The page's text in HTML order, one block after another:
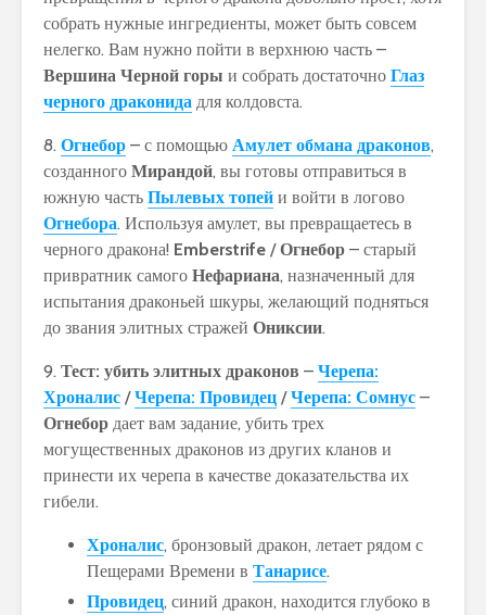
собрать нужные ингредиенты, может быть совсем
нелегко. Вам нужно пойти в верхнюю часть –
Вершина Черной горы и собрать достаточно Глаз
черного драконида для колдовста.
8. Огнебор – с помощью Амулет обмана драконов,
созданного Мирандой, вы готовы отправиться в
южную часть Пылевых топей и войти в логово
Огнебора. Используя амулет, вы превращаетесь в
черного дракона! Emberstrife /Огнебор – старый
привратник самого Нефариана, назначенный для
испытания драконьей шкуры, желающий подняться
до звания элитных стражей Ониксии.
9. Тест: убить элитных драконов – Черепа:
Хроналис /Черепа: Провидец /Черепа: Сомнус –
Огнебор дает вам задание, убить трех
могущественных драконов из других кланов и
принести их черепа в качестве доказательства их
гибели.
Хроналис, бронзовый дракон, летает рядом с
Пещерами Времени в Танарисе.
Провидец, синий дракон, находится глубоко в